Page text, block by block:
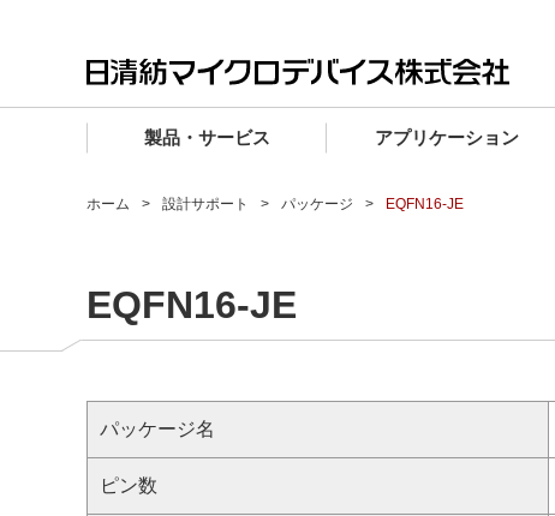
製品・サービス
マイクロ波製品
ファウンドリサービス
アプリケーション
車載機器向けIC
産業機器向けIC
マイクロ波
マイクロ波製品
電子デバイス製品
マイクロ波製品
マイクロ波製品
企業理念
会社概要
事業拠点・関連会社
ホーム 設計サポート パッケージ EQFN16-JE
EQFN16-JE
パッケージ名
ピン数